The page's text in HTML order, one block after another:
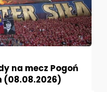
na mecz Pogoń
(08.08.2026)